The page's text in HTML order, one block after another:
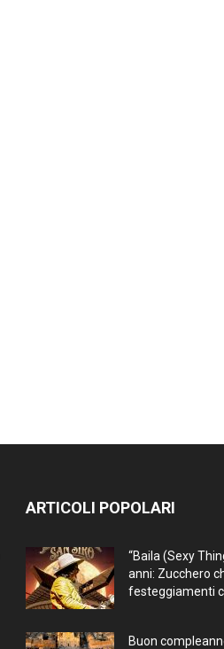
ARTICOLI POPOLARI
“Baila (Sexy
anni: Zucchero
festeggiamenti
Buon